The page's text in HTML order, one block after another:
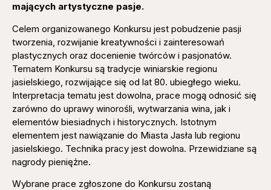
mających artystyczne pasje.
Celem organizowanego Konkursu jest pobudzenie pasji
tworzenia, rozwijanie kreatywności i zainteresowań
plastycznych oraz docenienie twórców i pasjonatów.
Tematem Konkursu są tradycje winiarskie regionu
jasielskiego, rozwijające się od lat 80. ubiegłego wieku.
Interpretacja tematu jest dowolna, prace mogą odnosić się
zarówno do uprawy winorośli, wytwarzania wina, jak i
elementów biesiadnych i historycznych. Istotnym
elementem jest nawiązanie do Miasta Jasła lub regionu
jasielskiego. Technika pracy jest dowolna. Przewidziane są
nagrody pieniężne.
Wybrane prace zgłoszone do Konkursu zostaną